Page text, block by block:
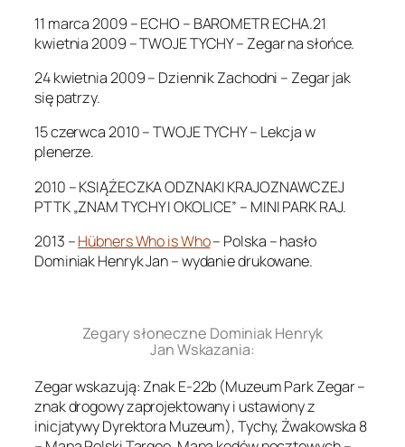
11 marca 2009 – ECHO – BAROMETR ECHA.21
kwietnia 2009 – TWOJE TYCHY – Zegar na słońce.
24 kwietnia 2009 – Dziennik Zachodni – Zegar jak
się patrzy.
15 czerwca 2010 – TWOJE TYCHY – Lekcja w
plenerze.
2010 – KSIĄŻECZKA ODZNAKI KRAJOZNAWCZEJ
PTTK „ZNAM TYCHY I OKOLICE” – MINI PARK RAJ.
2013 –Hübners Who is Who– Polska – hasło
Dominiak Henryk Jan – wydanie drukowane.
Zegary słoneczne Dominiak Henryk
Jan Wskazania:
Zegar wskazują: Znak E-22b (Muzeum Park Zegar –
znak drogowy zaprojektowany i ustawiony z
inicjatywy Dyrektora Muzeum), Tychy, Żwakowska 8